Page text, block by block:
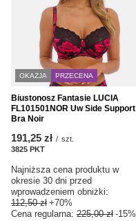
OKAZJA PRZECENA
Biustonosz Fantasie LUCIA
FL101501NOR Uw Side Support
Bra Noir
191,25 zł / szt.
3825 PKT
Najniższa cena produktu w
okresie 30 dni przed
wprowadzeniem obniżki:
112,50 zł +70%
Cena regularna: 225,00 zł -15%